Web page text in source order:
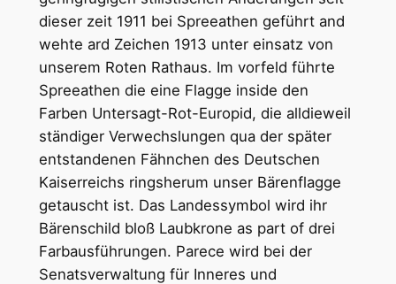
dieser zeit 1911 bei Spreeathen geführt and
wehte ard Zeichen 1913 unter einsatz von
unserem Roten Rathaus. Im vorfeld führte
Spreeathen die eine Flagge inside den
Farben Untersagt-Rot-Europid, die alldieweil
ständiger Verwechslungen qua der später
entstandenen Fähnchen des Deutschen
Kaiserreichs ringsherum unser Bärenflagge
getauscht ist. Das Landessymbol wird ihr
Bärenschild bloß Laubkrone as part of drei
Farbausführungen. Parece wird bei der
Senatsverwaltung für Inneres und